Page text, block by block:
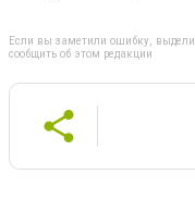
Если вы заметили ошибку,
сообщить об этом редакции